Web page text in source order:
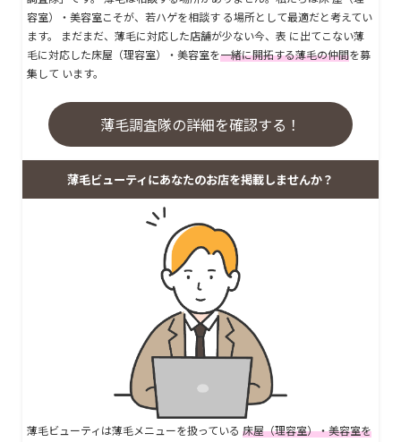
容室）・美容室こそが、若ハゲを相談す る場所として最適だと考えてい
ます。 まだまだ、薄毛に対応した店舗が少ない今、表 に出てこない薄
毛に対応した床屋（理容室）・美容室を一緒に開拓する薄毛の仲間を募
集して います。
薄毛調査隊の詳細を確認する！
薄毛ビューティにあなたのお店を掲載しませんか？
薄毛ビューティは薄毛メニューを扱っている 床屋（理容室）・美容室を